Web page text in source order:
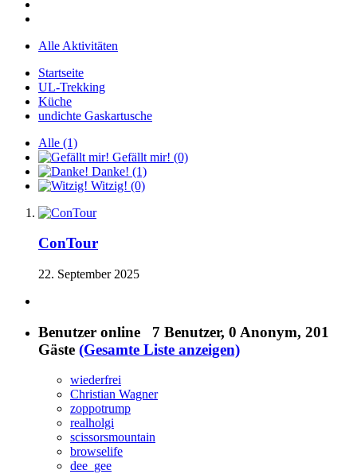
Alle Aktivitäten
Startseite
UL-Trekking
Küche
undichte Gaskartusche
Alle (1)
Gefällt mir! (0)
Danke! (1)
Witzig! (0)
ConTour
22. September 2025
Benutzer online 7 Benutzer, 0 Anonym, 201
Gäste (Gesamte Liste anzeigen)
wiederfrei
Christian Wagner
zoppotrump
realholgi
scissorsmountain
browselife
dee_gee